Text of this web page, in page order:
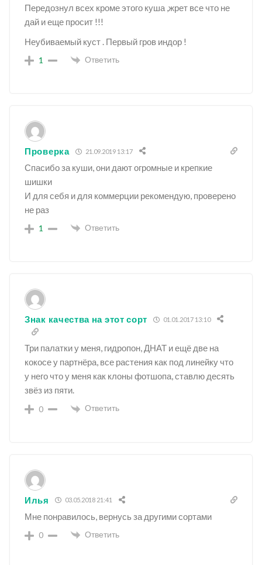
Передознул всех кроме этого куша ,жрет все что не
дай и еще просит !!!
Неубиваемый куст . Первый гров индор !
1 Ответить
Проверка 21.09.2019 13:17
Спасибо за куши, они дают огромные и крепкие
шишки
И для себя и для коммерции рекомендую, проверено
не раз
1 Ответить
Знак качества на этот сорт 01.01.2017 13:10
Три палатки у меня, гидропон, ДНАТ и ещё две на
кокосе у партнёра, все растения как под линейку что
у него что у меня как клоны фотшопа, ставлю десять
звёз из пяти.
0 Ответить
Илья 03.05.2018 21:41
Мне понравилось, вернусь за другими сортами
0 Ответить